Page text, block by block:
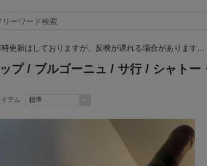
時更新はしておりますが、反映が遅れる場合があります...
ップ/ ブルゴーニュ / サ行 / シャトー
テム